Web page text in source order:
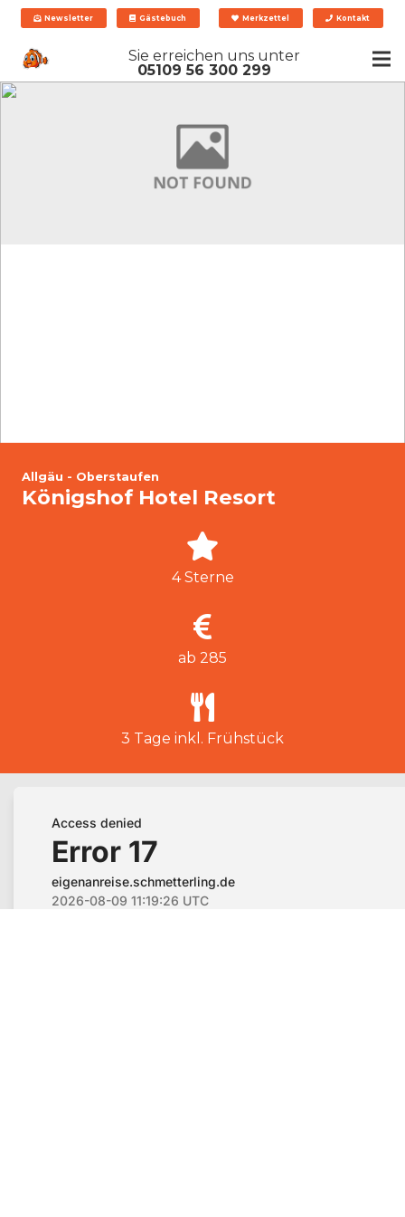
Newsletter Gästebuch Merkzettel Kontakt
Sie erreichen uns unter
05109 56 300 299
Allgäu - Oberstaufen
Königshof Hotel Resort
4 Sterne
ab 285
3 Tage inkl. Frühstück